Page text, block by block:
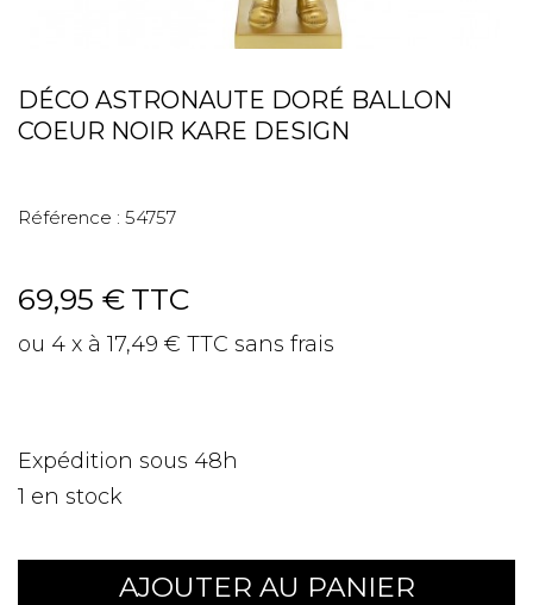
DÉCO ASTRONAUTE DORÉ BALLON
COEUR NOIR KARE DESIGN
Référence : 54757
69,95 € TTC
ou 4 x à 17,49 € TTC sans frais
Expédition sous 48h
1 en stock
AJOUTER AU PANIER